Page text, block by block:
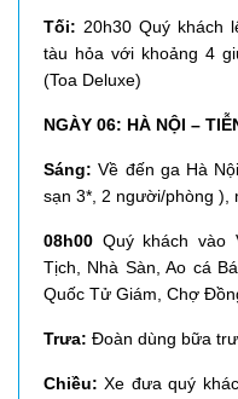
Tối: 20h30 Quý khách
tàu hỏa với khoảng 4
(Toa Deluxe)
NGÀY 06: HÀ NỘI –
Sáng: Về đến ga Hà
sạn 3*, 2 người/phòng ),
08h00 Quý khách vào
Tịch, Nhà Sàn, Ao cá
Quốc Tử Giám, Chợ
Trưa: Đoàn dùng bữa
Chiều: Xe đưa quý